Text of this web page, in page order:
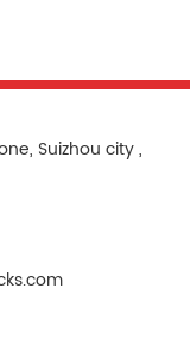
Suizhou city ,